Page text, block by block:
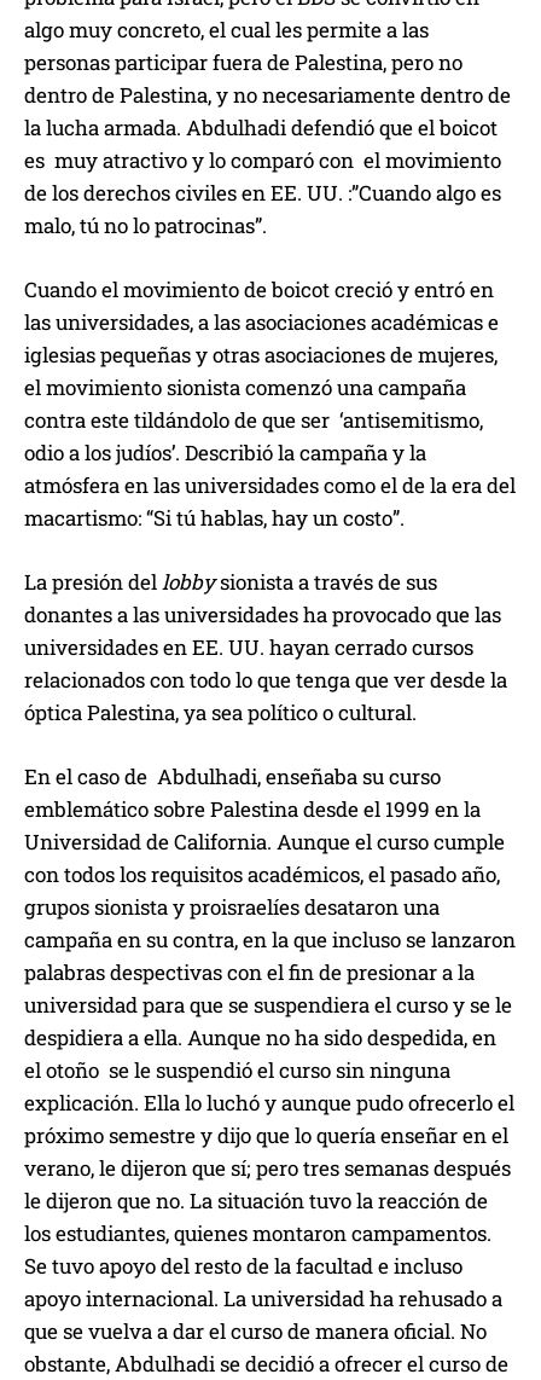
algo muy concreto, el cual les permite a las
personas participar fuera de Palestina, pero no
dentro de Palestina, y no necesariamente dentro de
la lucha armada. Abdulhadi defendió que el boicot
es muy atractivo y lo comparó con el movimiento
de los derechos civiles en EE. UU. :”Cuando algo es
malo, tú no lo patrocinas”.
Cuando el movimiento de boicot creció y entró en
las universidades, a las asociaciones académicas e
iglesias pequeñas y otras asociaciones de mujeres,
el movimiento sionista comenzó una campaña
contra este tildándolo de que ser ‘antisemitismo,
odio a los judíos’. Describió la campaña y la
atmósfera en las universidades como el de la era del
macartismo: “Si tú hablas, hay un costo”.
La presión dellobbysionista a través de sus
donantes a las universidades ha provocado que las
universidades en EE. UU. hayan cerrado cursos
relacionados con todo lo que tenga que ver desde la
óptica Palestina, ya sea político o cultural.
En el caso de Abdulhadi, enseñaba su curso
emblemático sobre Palestina desde el 1999 en la
Universidad de California. Aunque el curso cumple
con todos los requisitos académicos, el pasado año,
grupos sionista y proisraelíes desataron una
campaña en su contra, en la que incluso se lanzaron
palabras despectivas con el fin de presionar a la
universidad para que se suspendiera el curso y se le
despidiera a ella. Aunque no ha sido despedida, en
el otoño se le suspendió el curso sin ninguna
explicación. Ella lo luchó y aunque pudo ofrecerlo el
próximo semestre y dijo que lo quería enseñar en el
verano, le dijeron que sí; pero tres semanas después
le dijeron que no. La situación tuvo la reacción de
los estudiantes, quienes montaron campamentos.
Se tuvo apoyo del resto de la facultad e incluso
apoyo internacional. La universidad ha rehusado a
que se vuelva a dar el curso de manera oficial. No
obstante, Abdulhadi se decidió a ofrecer el curso de